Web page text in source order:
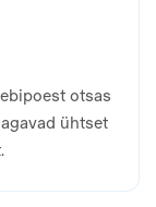
otsas
ühtset